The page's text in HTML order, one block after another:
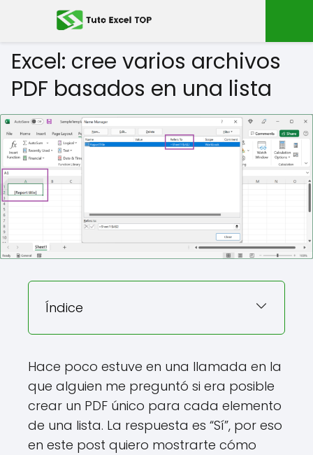
Excel: cree varios archivos
PDF basados ​​en una lista
Índice
Hace poco estuve en una llamada en la
que alguien me preguntó si era posible
crear un PDF único para cada elemento
de una lista. La respuesta es “Sí”, por eso
en este post quiero mostrarte cómo